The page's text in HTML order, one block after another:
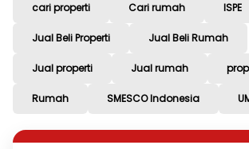
cari properti Cari rumah ISPE
Jual Beli Properti Jual Beli Rumah
Jual properti Jual rumah
Rumah SMESCO Indonesia